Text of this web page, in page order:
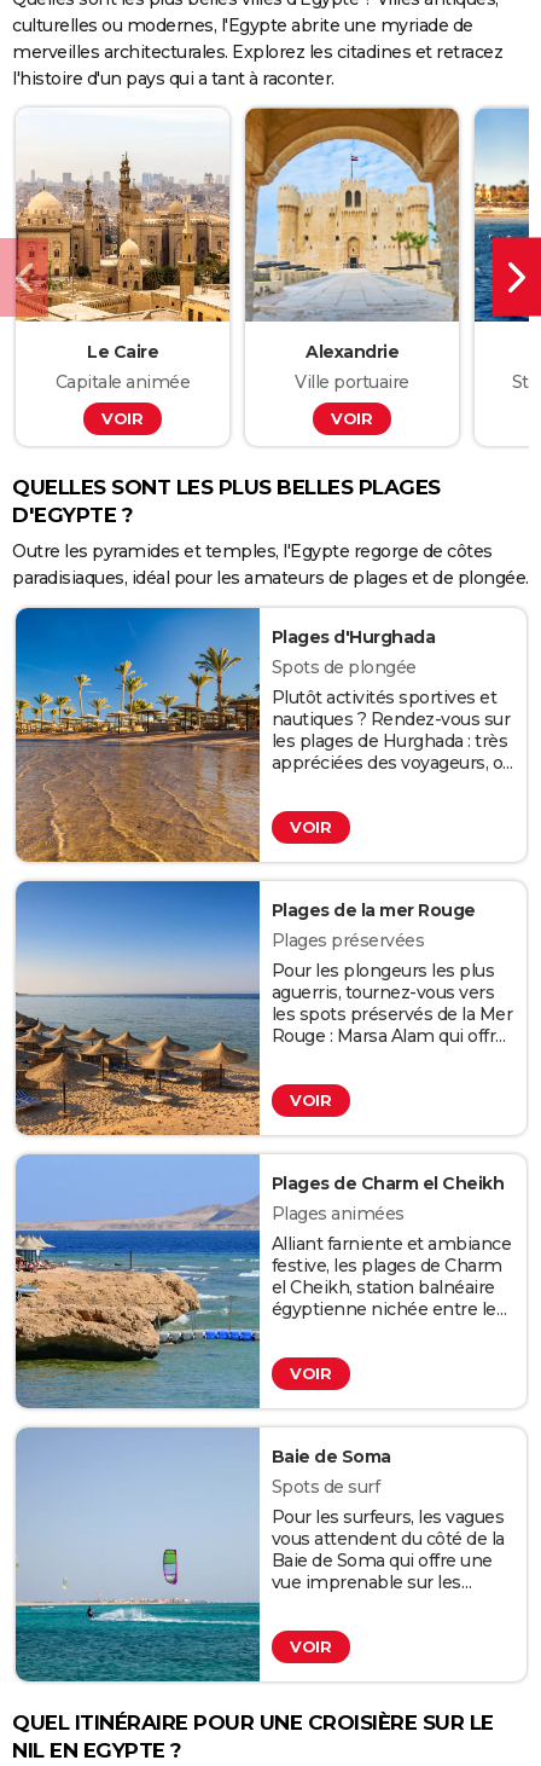
Galitckaia/123RF
vous devez tout le temps
être accompagné d'un
chauffeur ; la circulation libre
des étrangers entre deux
est également interdit aux
étrangers de circuler de nuit,
sauf en train couchette.
Crédit : Roman
Stetsyk/123RF
culturelles ou modernes, l'Egypte abrite une myriade de
merveilles architecturales. Explorez les citadines et retracez
l'histoire d'un pays qui a tant à raconter.
Le Caire
Capitale animée
VOIR
Alexandrie
Ville portuaire
VOIR
QUELLES SONT LES PLUS BELLES PLAGES
D'EGYPTE ?
Outre les pyramides et temples, l'Egypte regorge de côtes
paradisiaques, idéal pour les amateurs de plages et de plongée.
Plages d'Hurghada
Spots de plongée
Plutôt activités sportives et
nautiques ? Rendez-vous sur
les plages de Hurghada : très
appréciées des voyageurs, on
corallien. Fréquentées par de
nombreux touristes, les
plages d'Hurghada
d'y louer parasols et transats.
Crédit : Anton Petrus / 123RF
VOIR
Plages de la mer Rouge
Plages préservées
Pour les plongeurs les plus
aguerris, tournez-vous vers
les spots préservés de la Mer
Rouge : Marsa Alam qui offre
des dauphins, le très rare
dugong, le requin à pointe
blanche du large et des
l'incroyable joyau qui est
totalement préservé du
tourisme de masse, ou
même Taba.
Crédit : Roberto Binetti /
123RF
VOIR
Plages de Charm el Cheikh
Plages animées
Alliant farniente et ambiance
festive, les plages de Charm
el Cheikh, station balnéaire
égyptienne nichée entre le
Sinaï et la mer Rouge, sont
également très fréquentées
par les touristes. Vosu y
restaurants où déguster du
poisson grillé.
Crédit : Svetlana
Gorodetskaya / 123RF
VOIR
Baie de Soma
Spots de surf
Pour les surfeurs, les vagues
vous attendent du côté de la
Baie de Soma qui offre une
vue imprenable sur les
où le paysage désertique
contraste totalement avec
les eaux turquoise, ou sur la
pour une bonne séance de
kitesurf. Toute l'année
VOIR
QUEL ITINÉRAIRE POUR UNE CROISIÈRE SUR LE
NIL EN EGYPTE ?